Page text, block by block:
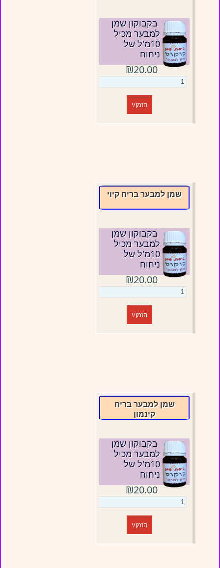
בקבוקון שמן
למבער מכיל
10מ'ל של
ניחוח
₪20.00
הזמן/י
שמן למבער בריח קיוי
בקבוקון שמן
למבער מכיל
10מ'ל של
ניחוח
₪20.00
הזמן/י
שמן למבער בריח
קינמון
בקבוקון שמן
למבער מכיל
10מ'ל של
ניחוח
₪20.00
הזמן/י